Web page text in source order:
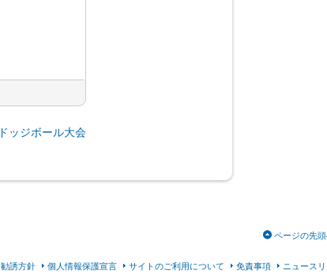
ドッジボール大会
ページの先
勧誘方針 個人情報保護宣言 サイトのご利用について 免責事項 ニュース